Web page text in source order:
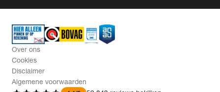
Over ons
Cookies
Disclaimer
Algemene voorwaarden